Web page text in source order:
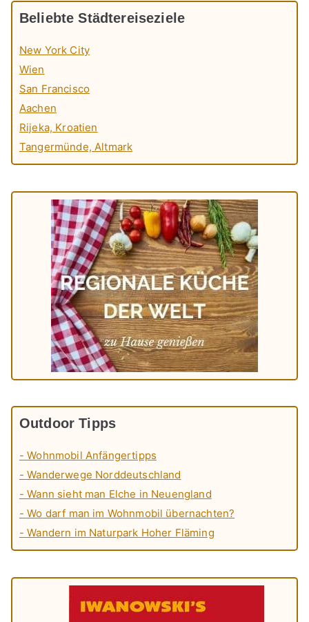
Beliebte Städtereiseziele
New York City
Wien
San Francisco
Aachen
Rijeka, Kroatien
Tangermünde, Altmark
Outdoor Tipps
- Wohnmobil Anfängertipps
- Wanderwege Norddeutschland
- Wann sieht man Elche in Neuengland
- Wo darf man im Wohnmobil übernachten?
- Wandern im Naturpark Hoher Fläming